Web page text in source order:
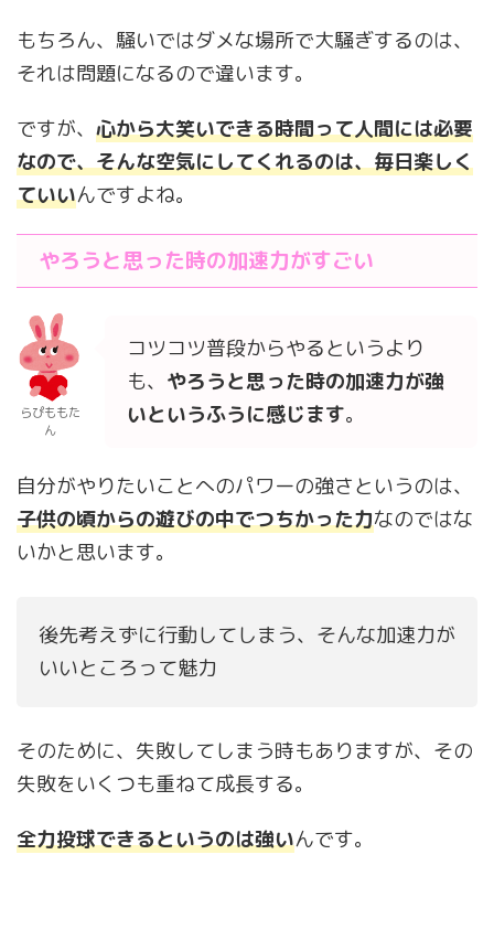
もちろん、騒いではダメな場所で大騒ぎするのは、
それは問題になるので違います。
ですが、 心から大笑いできる時間って人間には必要
なので、そんな空気にしてくれるのは、毎日楽しく
ていいんですよね。
やろうと思った時の加速力がすごい
らぴももた
ん
コツコツ普段からやるというより
も、 やろうと思った時の加速力が強
いというふうに感じます。
自分がやりたいことへのパワーの強さというのは、
子供の頃からの遊びの中でつちかった力なのではな
いかと思います。
後先考えずに行動してしまう、そんな加速力が
いいところって魅力
そのために、失敗してしまう時もありますが、その
失敗をいくつも重ねて成長する。
全力投球できるというのは強いんです。